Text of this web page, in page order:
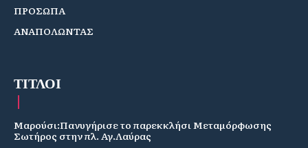
ΠΡΟΣΩΠΑ
ΑΝΑΠΟΛΩΝΤΑΣ
ΤΙΤΛΟΙ
Μαρούσι:Πανυγήρισε το παρεκκλήσι Μεταμόρφωσης
Σωτήρος στην πλ. Αγ.Λαύρας